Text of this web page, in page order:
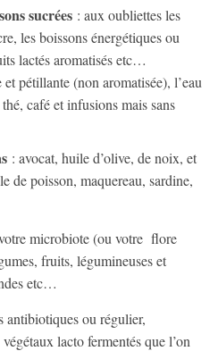
sucrées : aux oubliettes les
les boissons énergétiques ou
lactés aromatisés etc…
pétillante (non aromatisée), l’eau
café et infusions mais sans
: avocat, huile d’olive, de noix, et
de poisson, maquereau, sardine,
microbiote (ou votre flore
fruits, légumineuses et
etc…
antibiotiques ou régulier,
lacto fermentés que l’on